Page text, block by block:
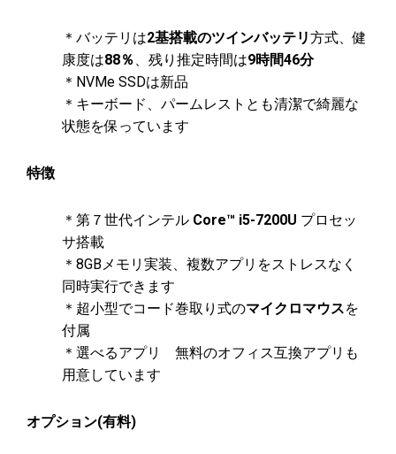
＊バッテリは2基搭載のツインバッテリ方式、健
康度は88％ 、残り推定時間は9時間46分
＊NVMe SSDは新品
＊キーボード、パームレストとも清潔で綺麗な
状態を保っています
特徴
＊第７世代インテル Core™ i5-7200U プロセッ
サ搭載
＊8GBメモリ実装、複数アプリをストレスなく
同時実行できます
＊超小型でコード巻取り式のマイクロマウスを
付属
＊選べるアプリ 無料のオフィス互換アプリも
用意しています
オプション(有料)